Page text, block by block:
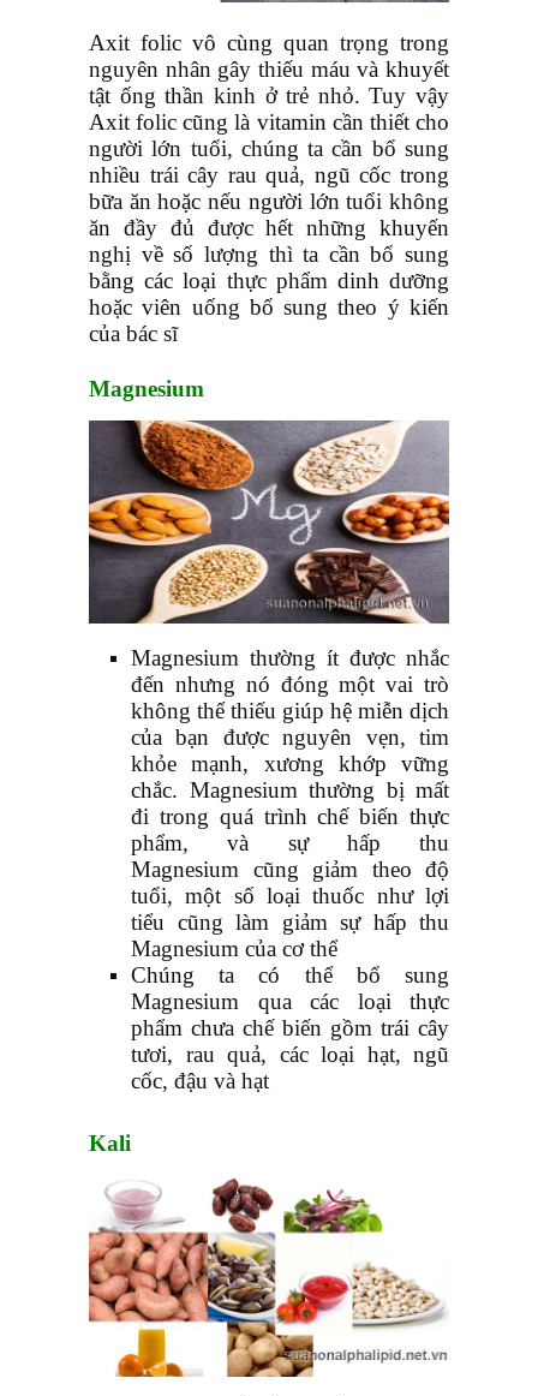
Axit folic vô cùng quan trọng trong
nguyên nhân gây thiếu máu và khuyết
tật ống thần kinh ở trẻ nhỏ. Tuy vậy
Axit folic cũng là vitamin cần thiết cho
người lớn tuổi, chúng ta cần bổ sung
nhiều trái cây rau quả, ngũ cốc trong
bữa ăn hoặc nếu người lớn tuổi không
ăn đầy đủ được hết những khuyến
nghị về số lượng thì ta cần bổ sung
bằng các loại thực phẩm dinh dưỡng
hoặc viên uống bổ sung theo ý kiến
của bác sĩ
Magnesium
Magnesium thường ít được nhắc
đến nhưng nó đóng một vai trò
không thể thiếu giúp hệ miễn dịch
của bạn được nguyên vẹn, tim
khỏe mạnh, xương khớp vững
chắc. Magnesium thường bị mất
đi trong quá trình chế biến thực
phẩm, và sự hấp thu
Magnesium cũng giảm theo độ
tuổi, một số loại thuốc như lợi
tiểu cũng làm giảm sự hấp thu
Magnesium của cơ thể
Chúng ta có thể bổ sung
Magnesium qua các loại thực
phẩm chưa chế biến gồm trái cây
tươi, rau quả, các loại hạt, ngũ
cốc, đậu và hạt
Kali